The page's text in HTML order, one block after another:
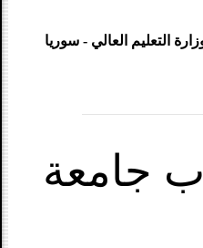
التعليم العالي - سوريا
جامعة